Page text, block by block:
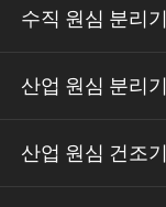
수직 원심 분리기
산업 원심 분리기
산업 원심 건조기